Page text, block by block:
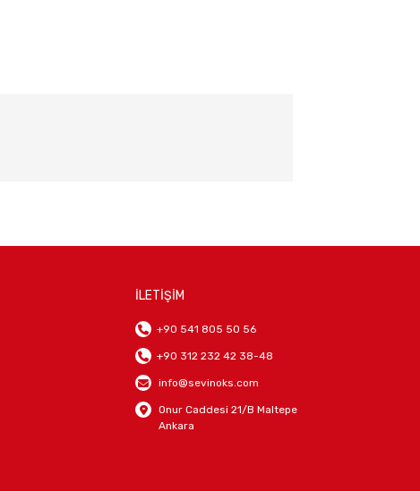
İLETİŞİM
+90 541 805 50 56
+90 312 232 42 38-48
info@sevinoks.com
Onur Caddesi 21/B Maltepe
Ankara